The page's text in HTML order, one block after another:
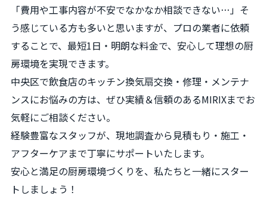
「費用や工事内容が不安でなかなか相談できない…」そ
う感じている方も多いと思いますが、プロの業者に依頼
することで、最短1日・明朗な料金で、安心して理想の厨
房環境を実現できます。
中央区で飲食店のキッチン換気扇交換・修理・メンテナ
ンスにお悩みの方は、ぜひ実績＆信頼のあるMIRIXまでお
気軽にご相談ください。
経験豊富なスタッフが、現地調査から見積もり・施工・
アフターケアまで丁寧にサポートいたします。
安心と満足の厨房環境づくりを、私たちと一緒にスター
トしましょう！